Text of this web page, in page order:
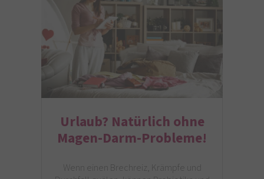
Urlaub? Natürlich ohne
Magen-Darm-Probleme!
Wenn einen Brechreiz, Krämpfe und